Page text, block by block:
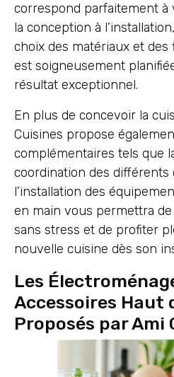
correspond parfaitement à
la conception à
choix des matériaux et des
est soigneusement
résultat exceptionnel.
En plus de concevoir la
Cuisines propose
complémentaires tels que
coordination des
l’installation des
en main vous permettra
sans stress et de profiter
nouvelle cuisine dès son
Les
Accessoires Haut
Proposés par Ami